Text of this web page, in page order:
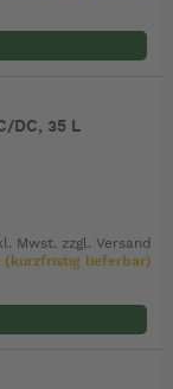
DC, 35 L
Mwst. zzgl.Versand
(kurzfristig lieferbar)